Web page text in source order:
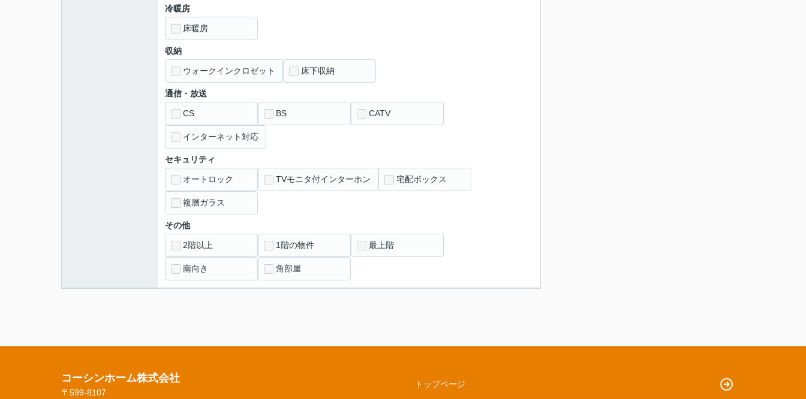
冷暖房
床暖房
収納
ウォークインクロゼット 床下収納
通信・放送
CS BS CATV
インターネット対応
セキュリティ
オートロック TVモニタ付インターホン 宅配ボックス
複層ガラス
その他
2階以上 1階の物件 最上階
南向き 角部屋
コーシンホーム株式会社
〒599-8107
トップページ